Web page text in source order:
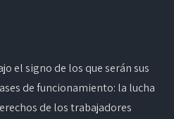
el signo de los que serán sus
de funcionamiento: la lucha
de los trabajadores